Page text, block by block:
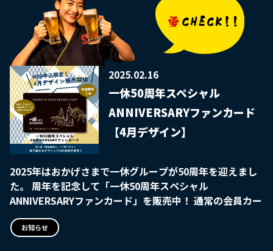
2025.02.16
一休50周年スペシャル
ANNIVERSARYファンカード
【4月デザイン】
2025年はおかげさまで一休グループが50周年を迎えまし
た。 周年を記念して「一休50周年スペシャル
ANNIVERSARYファンカード」を販売中！ 通常の会員カー
ドより、デザインもサービスも有効期限も、パワーアップ
してファンカードとして発行いたします。 輪島漆器工芸
お知らせ